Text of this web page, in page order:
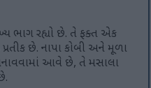
ભાગ રહ્યો છે. તે ફક્ત એક
છે. નાપા કોબી અને મૂળા
આવે છે, તે મસાલા